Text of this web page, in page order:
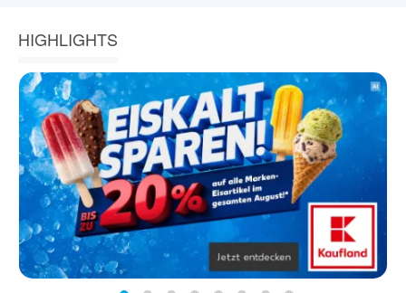
HIGHLIGHTS